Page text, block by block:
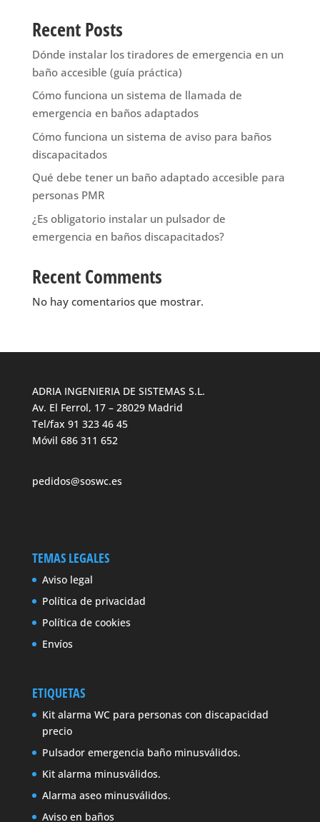
Recent Posts
Dónde instalar los tiradores de emergencia en un
baño accesible (guía práctica)
Cómo funciona un sistema de llamada de
emergencia en baños adaptados
Cómo funciona un sistema de aviso para baños
discapacitados
Qué debe tener un baño adaptado accesible para
personas PMR
¿Es obligatorio instalar un pulsador de
emergencia en baños discapacitados?
Recent Comments
No hay comentarios que mostrar.
ADRIA INGENIERIA DE SISTEMAS S.L.
Av. El Ferrol, 17 – 28029 Madrid
Tel/fax 91 323 46 45
Móvil 686 311 652
pedidos@soswc.es
TEMAS LEGALES
Aviso legal
Política de privacidad
Política de cookies
Envíos
ETIQUETAS
Kit alarma WC para personas con discapacidad
precio
Pulsador emergencia baño minusválidos.
Kit alarma minusválidos.
Alarma aseo minusválidos.
Aviso en baños